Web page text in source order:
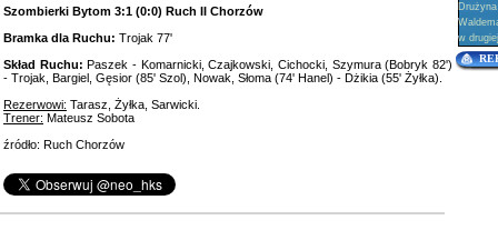
Szombierki Bytom 3:1 (0:0) Ruch II Chorzów
Bramka dla Ruchu: Trojak 77'
Skład Ruchu: Paszek - Komarnicki, Czajkowski, Cichocki, Szymura (Bobryk 82')
- Trojak, Bargiel, Gęsior (85' Szol), Nowak, Słoma (74' Hanel) - Dżikia (55' Żyłka).
Rezerwowi: Tarasz, Żyłka, Sarwicki.
Trener: Mateusz Sobota
źródło: Ruch Chorzów
w